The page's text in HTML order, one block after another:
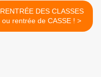
RENTRÉE DES CLASSES
ou rentrée de CASSE ! >